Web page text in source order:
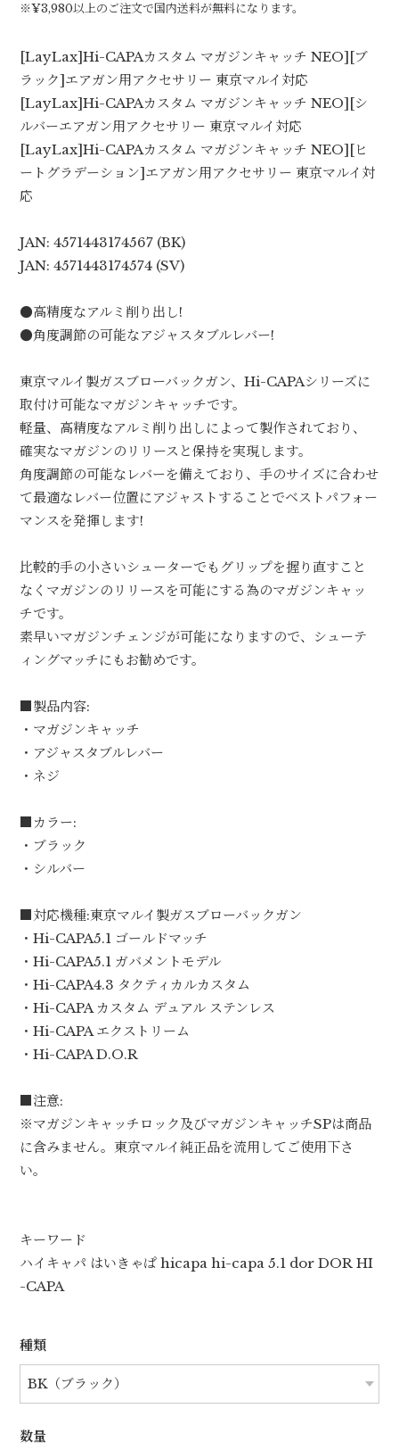
※¥3,980以上のご注文で国内送料が無料になります。
[LayLax]Hi-CAPAカスタム マガジンキャッチ NEO][ブ
ラック]エアガン用アクセサリー 東京マルイ対応
[LayLax]Hi-CAPAカスタム マガジンキャッチ NEO][シ
ルバーエアガン用アクセサリー 東京マルイ対応
[LayLax]Hi-CAPAカスタム マガジンキャッチ NEO][ヒ
ートグラデーション]エアガン用アクセサリー 東京マルイ対
応
JAN: 4571443174567 (BK)
JAN: 4571443174574 (SV)
●高精度なアルミ削り出し!
●角度調節の可能なアジャスタブルレバー!
東京マルイ製ガスブローバックガン、Hi-CAPAシリーズに
取付け可能なマガジンキャッチです。
軽量、高精度なアルミ削り出しによって製作されており、
確実なマガジンのリリースと保持を実現します。
角度調節の可能なレバーを備えており、手のサイズに合わせ
て最適なレバー位置にアジャストすることでベストパフォー
マンスを発揮します!
比較的手の小さいシューターでもグリップを握り直すこと
なくマガジンのリリースを可能にする為のマガジンキャッ
チです。
素早いマガジンチェンジが可能になりますので、シューテ
ィングマッチにもお勧めです。
■製品内容:
・マガジンキャッチ
・アジャスタブルレバー
・ネジ
■カラー:
・ブラック
・シルバー
■対応機種:東京マルイ製ガスブローバックガン
・Hi-CAPA5.1 ゴールドマッチ
・Hi-CAPA5.1 ガバメントモデル
・Hi-CAPA4.3 タクティカルカスタム
・Hi-CAPA カスタム デュアル ステンレス
・Hi-CAPA エクストリーム
・Hi-CAPA D.O.R
■注意:
※マガジンキャッチロック及びマガジンキャッチSPは商品
に含みません。東京マルイ純正品を流用してご使用下さ
い。
キーワード
ハイキャパ はいきゃぱ hicapa hi-capa 5.1 dor DOR HI
-CAPA
種類
数量